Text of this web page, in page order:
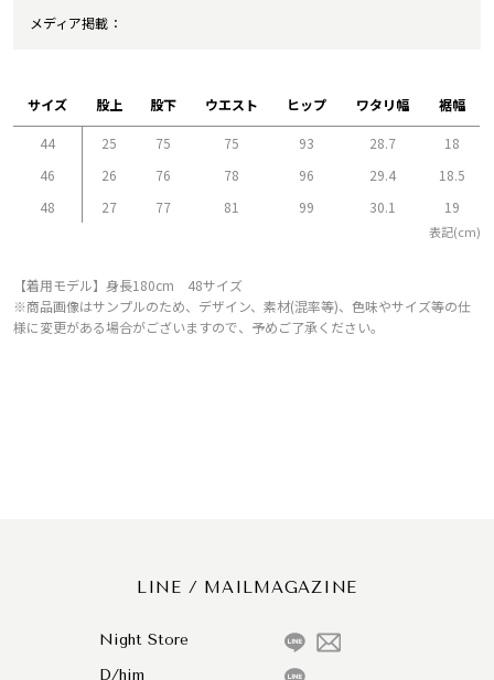
メディア掲載
サイズ 股上 股下 ウエスト ヒップ ワタリ幅 裾幅
44 25 75 75 93 28.7
18
46
26 76 78 96 29.4
18.5
48
27 77 81 99 30.1 19
表記(cm)
【着用モデル】身長180cm 48サイズ
※商品画像はサンプルのため、デザイン、素材(混率等)、色味やサイズ等の仕
様に変更がある場合がございますので、予めご了承ください。
LINE / MAILMAGAZINE
Night Store
D/him